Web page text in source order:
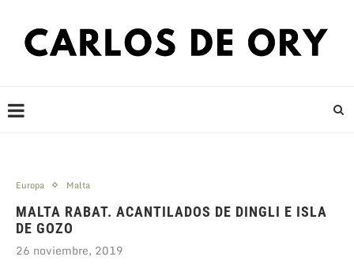
Europa Malta
MALTA RABAT. ACANTILADOS DE DINGLI E ISLA
DE GOZO
26 noviembre, 2019